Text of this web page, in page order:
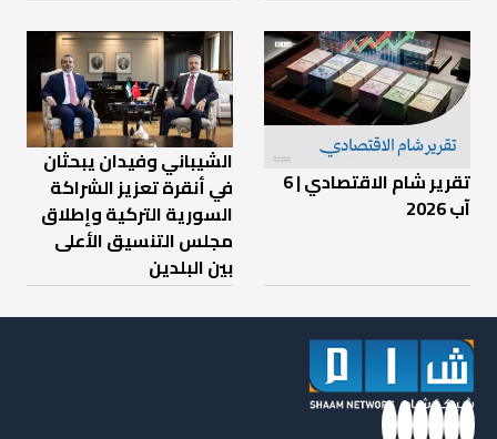
تقرير شام الاقتصادي | 6
آب 2026
الشيباني وفيدان يبحثان
في أنقرة تعزيز الشراكة
السورية التركية وإطلاق
مجلس التنسيق الأعلى
بين البلدين